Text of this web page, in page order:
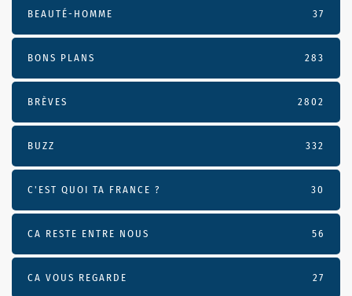
BEAUTÉ-HOMME 37
BONS PLANS 283
BRÈVES 2802
BUZZ 332
C'EST QUOI TA FRANCE ? 30
CA RESTE ENTRE NOUS 56
CA VOUS REGARDE 27